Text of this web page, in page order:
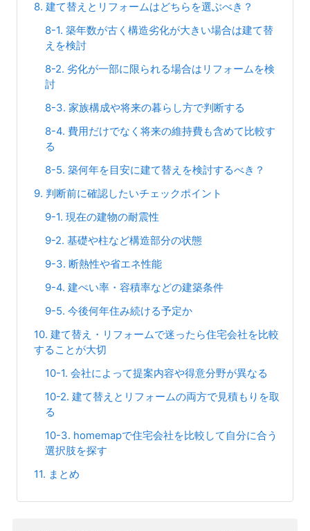
8. 建て替えとリフォームはどちらを選ぶべき？
8-1. 築年数が古く構造劣化が大きい場合は建て替
えを検討
8-2. 劣化が一部に限られる場合はリフォームを検
討
8-3. 家族構成や将来の暮らし方で判断する
8-4. 費用だけでなく将来の維持費も含めて比較す
る
8-5. 築何年を目安に建て替えを検討するべき？
9. 判断前に確認したいチェックポイント
9-1. 現在の建物の耐震性
9-2. 基礎や柱など構造部分の状態
9-3. 断熱性や省エネ性能
9-4. 建ぺい率・容積率などの建築条件
9-5. 今後何年住み続ける予定か
10. 建て替え・リフォームで迷ったら住宅会社を比較
することが大切
10-1. 会社によって提案内容や得意分野が異なる
10-2. 建て替えとリフォームの両方で見積もりを取
る
10-3. homemapで住宅会社を比較して自分に合う
選択肢を探す
11. まとめ